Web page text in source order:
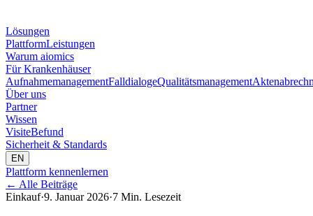
Lösungen
PlattformLeistungen
Warum aiomics
Für Krankenhäuser
AufnahmemanagementFalldialogeQualitätsmanagement
Über uns
Partner
Wissen
VisiteBefund
Sicherheit & Standards
EN
Plattform kennenlernen
← Alle Beiträge
Einkauf·9. Januar 2026·7 Min. Lesezeit